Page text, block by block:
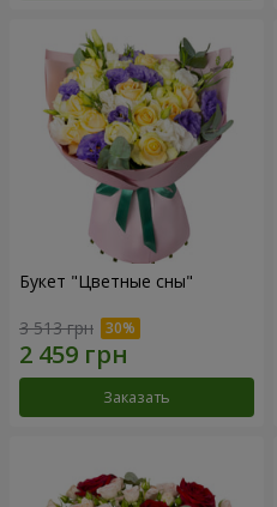
Букет "Цветные сны"
3 513 грн
Заказать